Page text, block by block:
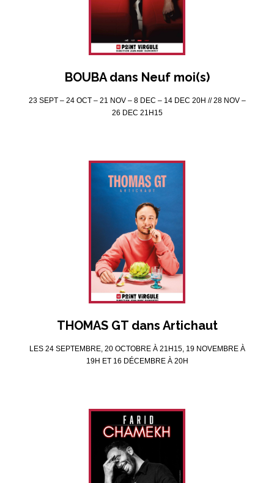
BOUBA dans Neuf moi(s)
23 SEPT – 24 OCT – 21 NOV – 8 DEC – 14 DEC 20H // 28 NOV –
26 DEC 21H15
THOMAS GT dans Artichaut
LES 24 SEPTEMBRE, 20 OCTOBRE À 21H15, 19 NOVEMBRE À
19H ET 16 DÉCEMBRE À 20H